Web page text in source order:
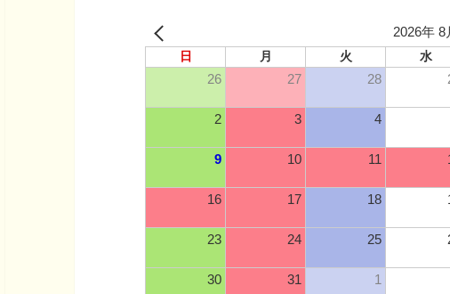
2026年 8
日 月 火 水
26 27 28
2 3 4
9 10 11
16 17 18
23 24 25
30 31 1